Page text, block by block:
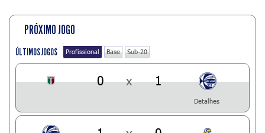
PRÓXIMO JOGO
ÚLTIMOS JOGOS Profissional Base Sub-20
0 x 1
Detalhes